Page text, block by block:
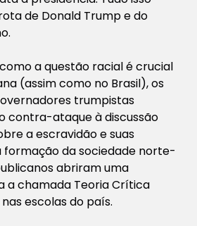
de Donald Trump e do
a questão racial é crucial
(assim como no Brasil), os
trumpistas
contra-ataque à discussão
a escravidão e suas
formação da sociedade norte-
abriram uma
a chamada Teoria Crítica
escolas do país.